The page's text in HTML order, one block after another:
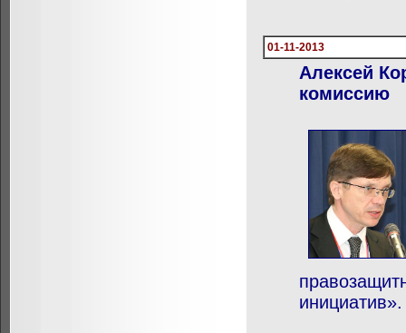
01-11-2013
Алексей
комиссию
инициатив».